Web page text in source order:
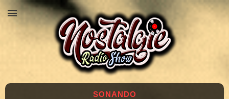
SONANDO